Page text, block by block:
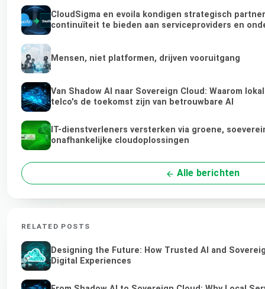
CloudSigma en evoila kondigen strategisch
continuïteit te bieden aan serviceproviders en
Mensen, niet platformen, drijven vooruitgang
Van Shadow AI naar Sovereign Cloud: Waarom
telco's de toekomst zijn van betrouwbare AI
IT-dienstverleners versterken via groene,
onafhankelijke cloudoplossingen
Alle berichten
RELATED POSTS
Designing the Future: How Trusted AI and
Digital Experiences